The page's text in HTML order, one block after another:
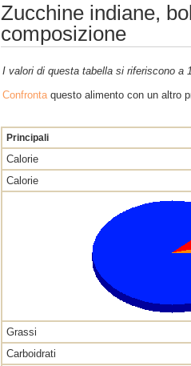
Zucchine indiane,
composizione
I valori di questa tabella si riferiscono a
Confrontaquesto alimento con un altro
Principali
Calorie
Calorie
Grassi
Carboidrati